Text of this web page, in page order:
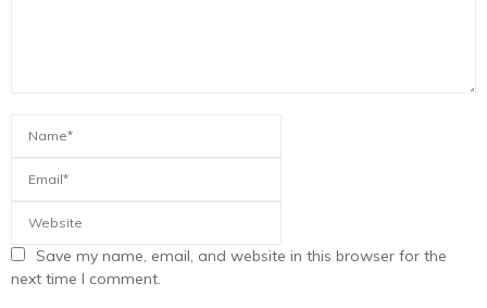
Save my name, email, and website in this browser for the
next time I comment.